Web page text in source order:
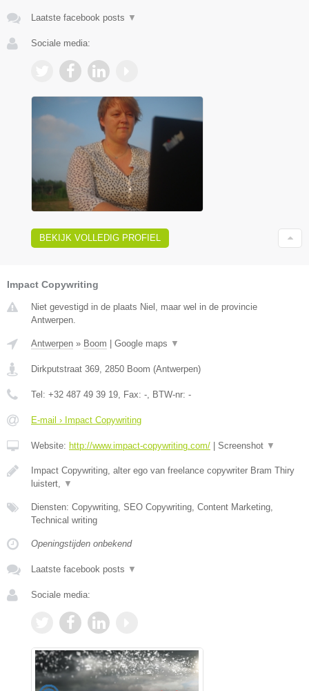
Laatste facebook posts ▼
Sociale media:
BEKIJK VOLLEDIG PROFIEL
Impact Copywriting
Niet gevestigd in de plaats Niel, maar wel in de provincie
Antwerpen.
Antwerpen » Boom Google maps ▼
Dirkputstraat 369 2850 Boom (Antwerpen)
Tel: +32 487 49 39 19 , Fax: - , BTW-nr: -
E-mail › Impact Copywriting
Website: http://www.impact-copywriting.com/ Screenshot ▼
Impact Copywriting, alter ego van freelance copywriter Bram Thiry
luistert,
▼
Diensten: Copywriting, SEO Copywriting, Content Marketing,
Technical writing
Openingstijden onbekend
Laatste facebook posts ▼
Sociale media: